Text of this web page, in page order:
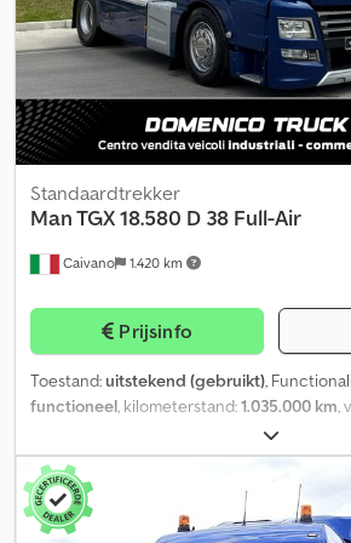
Caivano 1.420 km
Standaardtrekker
Man TGX 18.580 D 38 Full-Air
Prijsinfo
Toestand:uitstekend (gebruikt),
functioneel, kilometerstand:1.035.000 km,
03/2019
asconfiguratie:4x2, brandstof:diesel,
blauw, soort overbrenging: automatisch ,
ophanging:
ABS, airbag,
boordcomputer, navigatiesysteem,